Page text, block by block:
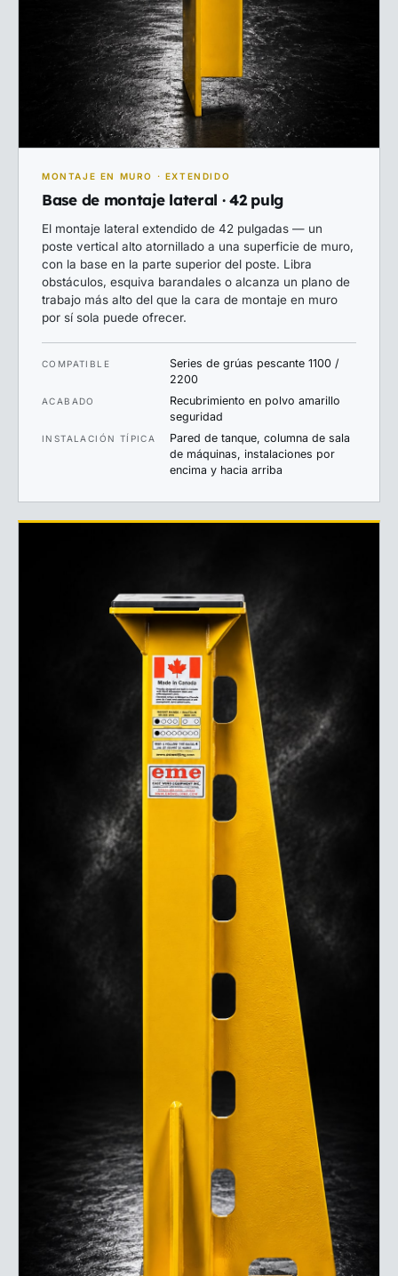
MONTAJE EN MURO · EXTENDIDO
Base de montaje lateral · 42 pulg
El montaje lateral extendido de 42 pulgadas — un
poste vertical alto atornillado a una superficie de muro,
con la base en la parte superior del poste. Libra
obstáculos, esquiva barandales o alcanza un plano de
trabajo más alto del que la cara de montaje en muro
por sí sola puede ofrecer.
COMPATIBLE
Series de grúas pescante 1100 /
2200
ACABADO
Recubrimiento en polvo amarillo
seguridad
INSTALACIÓN TÍPICA
Pared de tanque, columna de sala
de máquinas, instalaciones por
encima y hacia arriba